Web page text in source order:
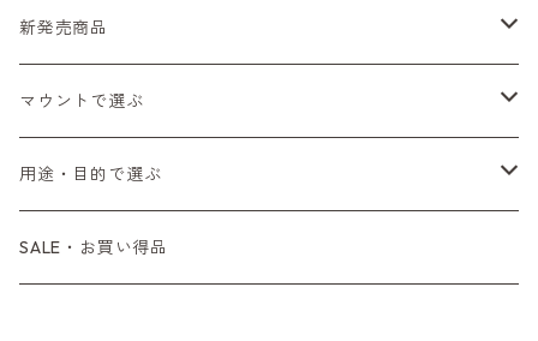
Fシリーズ（一桁＋F100）
レンジファインダー（7、P）
PENTAX（ペンタックス）
SL、SP
K2、KX、KM
CONTAX（コンタックス）
G1、G2
Tシリーズ
MINOLTA（ミノルタ）
コンパクト
OLYMPUS（オリンパス）
一眼レフカメラ（マニュアルフォーカス）
一眼レフカメラ（オートフォーカス）
デジタルカメラ
一眼カメラ
ミラーレスカメラ
マニュアルレンズ
一眼レンズ
レンジファインダーレンズ
オートフォーカスレンズ
一眼レンズ
マウントアダプター
レンズ付きフィルム
35mm（135）カラーネガ
35mm（135）白黒ネガ
35mm（135）カラーリバーサル
新発売商品
フィルムカメラ
レンズ付きフィルム
アクセサリー・付属品
マウントで選ぶ
M42
L39
用途・目的で選ぶ
初心者の方へもおすすめ！
SALE・お買い得品